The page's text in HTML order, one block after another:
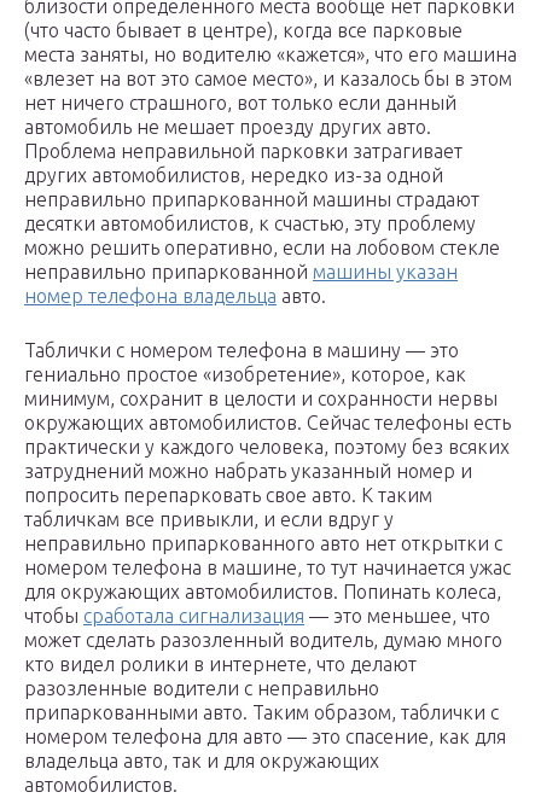
близости определенного места вообще нет парковки
(что часто бывает в центре), когда все парковые
места заняты, но водителю «кажется», что его машина
«влезет на вот это самое место», и казалось бы в этом
нет ничего страшного, вот только если данный
автомобиль не мешает проезду других авто.
Проблема неправильной парковки затрагивает
других автомобилистов, нередко из-за одной
неправильно припаркованной машины страдают
десятки автомобилистов, к счастью, эту проблему
можно решить оперативно, если на лобовом стекле
неправильно припаркованной машины указан
номер телефона владельца авто.
Таблички с номером телефона в машину — это
гениально простое «изобретение», которое, как
минимум, сохранит в целости и сохранности нервы
окружающих автомобилистов. Сейчас телефоны есть
практически у каждого человека, поэтому без всяких
затруднений можно набрать указанный номер и
попросить перепарковать свое авто. К таким
табличкам все привыкли, и если вдруг у
неправильно припаркованного авто нет открытки с
номером телефона в машине, то тут начинается ужас
для окружающих автомобилистов. Попинать колеса,
чтобы сработала сигнализация — это меньшее, что
может сделать разозленный водитель, думаю много
кто видел ролики в интернете, что делают
разозленные водители с неправильно
припаркованными авто. Таким образом, таблички с
номером телефона для авто — это спасение, как для
владельца авто, так и для окружающих
автомобилистов.